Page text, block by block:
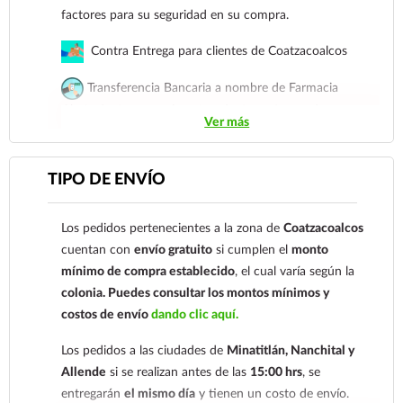
factores para su seguridad en su compra.
Contra Entrega para clientes de Coatzacoalcos
Transferencia Bancaria a nombre de Farmacia
cuenta: Clave: 014854655008143954
Para esta forma de pago el cliente deberá enviar su
comprobante de pago a al siguiente correo
nuestro
921 261 8491
Ver más
TIPO DE ENVÍO
Los pedidos pertenecientes a la zona deCoatzacoalcos
cuentan conenvío gratuito si cumplen elmonto
mínimo de compra establecido, el cual varía según la
colonia. Puedes consultar los montos mínimos y
costos de envíodando clic aquí.
Los pedidos a las ciudades de Minatitlán, Nanchital y
Allende si se realizan antes de las 15:00 hrs, se
entregaránel mismo día y tienen un costo de envío.